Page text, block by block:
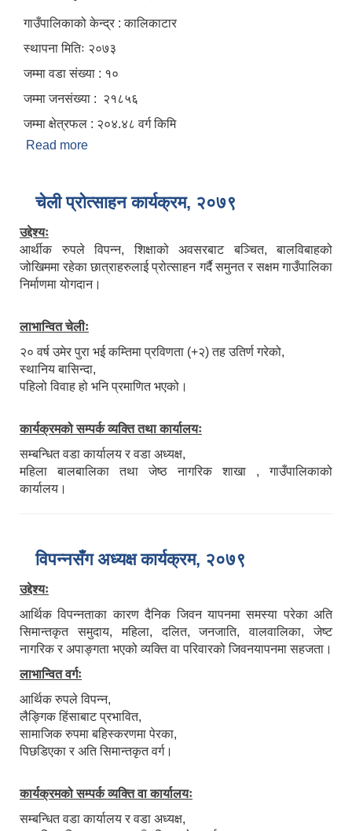
गाउँपालिकाको केन्द्र : कालिकाटार
स्थापना मितिः २०७३
जम्मा वडा संख्या : १०
जम्मा जनसंख्या : २१८५६
जम्मा क्षेत्रफल : २०४.४८ वर्ग किमि
Read more
चेली प्रोत्साहन कार्यक्रम, २०७९
उद्देश्यः
आर्थीक रुपले विपन्‍न, शिक्षाको अवसरबाट बञ्‍चित, बालविबाहको
जोखिममा रहेका छात्राहरुलाई प्रोत्साहन गर्दै समुनत र सक्षम गाउँपालिका
निर्माणमा योगदान।
लाभान्वित चेलीः
२० वर्ष उमेर पुरा भई कम्तिमा प्रविणता (‌+२) तह उतिर्ण गरेको,
स्थानिय बासिन्दा,
पहिलो विवाह हो भनि प्रमाणित भएको।
कार्यक्रमको सम्पर्क व्यक्ति तथा कार्यालयः
सम्बन्धित वडा कार्यालय र वडा अध्यक्ष,
महिला बालबालिका तथा जेष्‍ठ नागरिक शाखा , गाउँपालिकाको
कार्यालय।
विपन्‍नसँग अध्यक्ष कार्यक्रम, २०७९
उद्देश्यः
आर्थिक विपन्‍नताका कारण दैनिक जिवन यापनमा समस्या परेका अति
सिमान्तकृत समुदाय, महिला, दलित, जनजाति, वालवालिका, जेष्‍ट
नागरिक र अपाङ्गता भएको व्यक्ति वा परिवारको जिवनयापनमा सहजता।
लाभान्वित वर्गः
आर्थिक रुपले विपन्‍न,
लैङ्गिक हिंसाबाट प्रभावित,
सामाजिक रुपमा बहिस्करणमा पेरका,
पिछडिएका र अति सिमान्तकृत वर्ग।
कार्यक्रमको सम्पर्क व्यक्ति वा कार्यालयः
सम्बन्धित वडा कार्यालय र वडा अध्यक्ष,